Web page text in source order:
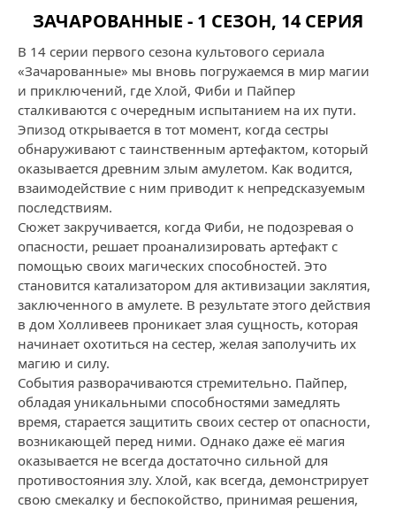
ЗАЧАРОВАННЫЕ - 1 СЕЗОН, 14 СЕРИЯ
В 14 серии первого сезона культового сериала
«Зачарованные» мы вновь погружаемся в мир магии
и приключений, где Хлой, Фиби и Пайпер
сталкиваются с очередным испытанием на их пути.
Эпизод открывается в тот момент, когда сестры
обнаруживают с таинственным артефактом, который
оказывается древним злым амулетом. Как водится,
взаимодействие с ним приводит к непредсказуемым
последствиям.
Сюжет закручивается, когда Фиби, не подозревая о
опасности, решает проанализировать артефакт с
помощью своих магических способностей. Это
становится катализатором для активизации заклятия,
заключенного в амулете. В результате этого действия
в дом Холливеев проникает злая сущность, которая
начинает охотиться на сестер, желая заполучить их
магию и силу.
События разворачиваются стремительно. Пайпер,
обладая уникальными способностями замедлять
время, старается защитить своих сестер от опасности,
возникающей перед ними. Однако даже её магия
оказывается не всегда достаточно сильной для
противостояния злу. Хлой, как всегда, демонстрирует
свою смекалку и беспокойство, принимая решения,